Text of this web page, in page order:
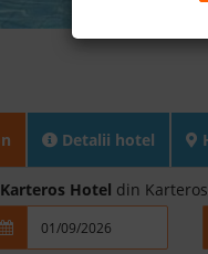
Detalii hotel
Karteros Hotel din